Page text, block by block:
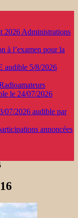
2026 Administrations
à l’examen pour la
5/8/2026
le 24/07/2026
07/2026 audible par
annoncées